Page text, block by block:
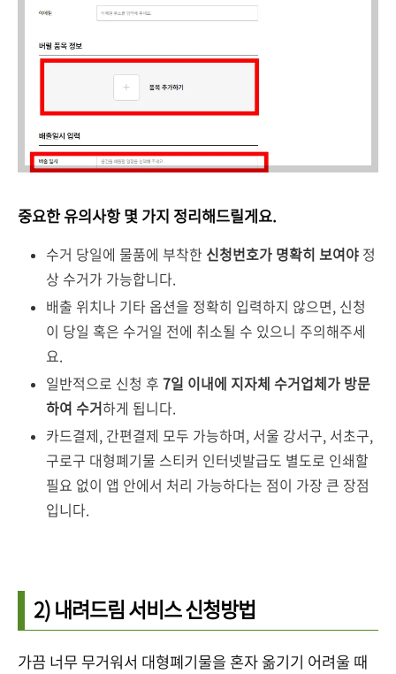
중요한 유의사항 몇 가지 정리해드릴게요.
수거 당일에 물품에 부착한 신청번호가 명확히 보여야 정
상 수거가 가능합니다.
배출 위치나 기타 옵션을 정확히 입력하지 않으면, 신청
이 당일 혹은 수거일 전에 취소될 수 있으니 주의해주세
요.
일반적으로 신청 후 7일 이내에 지자체 수거업체가 방문
하여 수거하게 됩니다.
카드결제, 간편결제 모두 가능하며, 서울 강서구, 서초구,
구로구 대형폐기물 스티커 인터넷발급도 별도로 인쇄할
필요 없이 앱 안에서 처리 가능하다는 점이 가장 큰 장점
입니다.
2) 내려드림 서비스 신청방법
가끔 너무 무거워서 대형폐기물을 혼자 옮기기 어려울 때